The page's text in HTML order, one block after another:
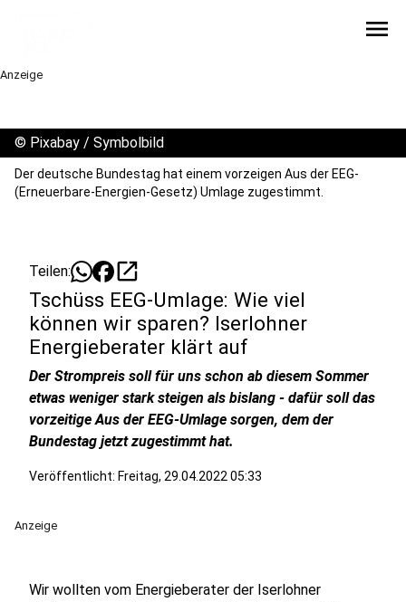
menu
Anzeige
© Pixabay / Symbolbild
Der deutsche Bundestag hat einem vorzeigen Aus der EEG-
(Erneuerbare-Energien-Gesetz) Umlage zugestimmt.
Teilen: open_in_new
Tschüss EEG-Umlage: Wie viel
können wir sparen? Iserlohner
Energieberater klärt auf
Der Strompreis soll für uns schon ab diesem Sommer
etwas weniger stark steigen als bislang - dafür soll das
vorzeitige Aus der EEG-Umlage sorgen, dem der
Bundestag jetzt zugestimmt hat.
Veröffentlicht: Freitag, 29.04.2022 05:33
Anzeige
Wir wollten vom Energieberater der Iserlohner